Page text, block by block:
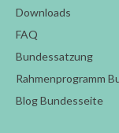
Downloads
FAQ
Bundessatzung
Rahmenprogramm
Blog Bundesseite